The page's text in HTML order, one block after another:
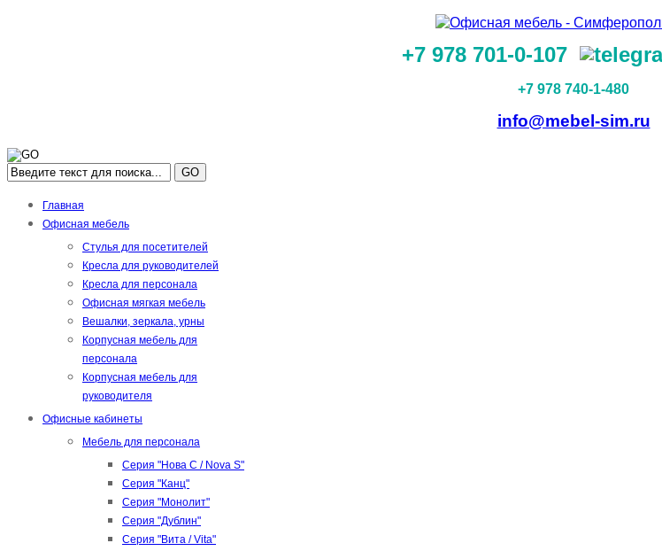
+7 978 701-0-107
+7 978 740-1-480
info@mebel-sim.ru
GO
Главная
Офисная мебель
Стулья для посетителей
Кресла для руководителей
Кресла для персонала
Офисная мягкая мебель
Вешалки, зеркала, урны
Корпусная мебель для
персонала
Корпусная мебель для
руководителя
Офисные кабинеты
Мебель для персонала
Серия "Нова С / Nova S"
Серия "Канц"
Серия "Монолит"
Серия "Дублин"
Серия "Вита / Vita"